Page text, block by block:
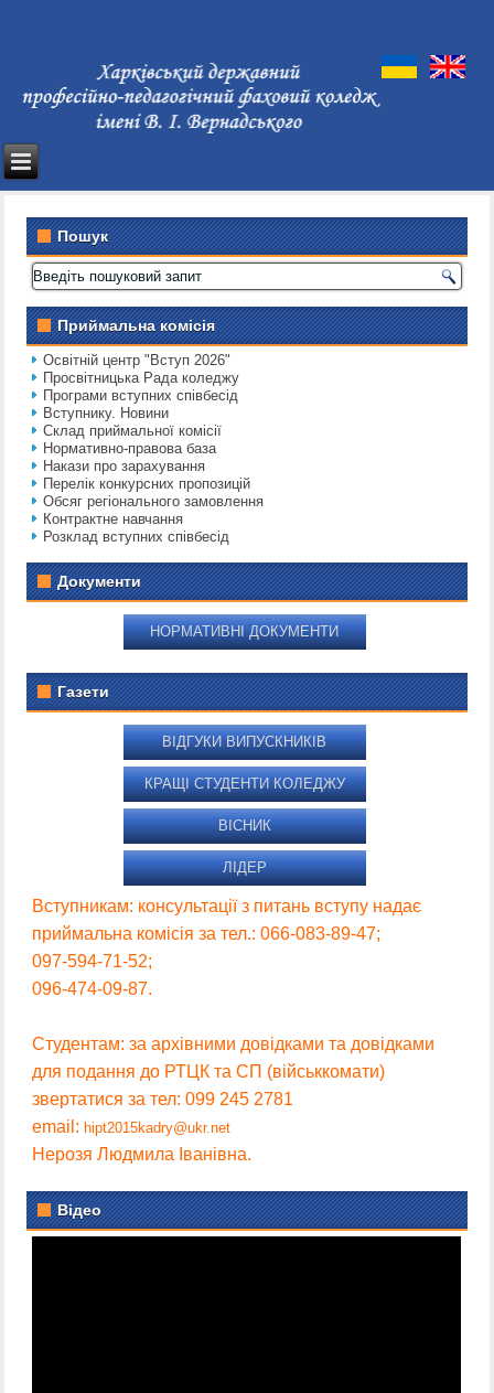
Пошук
Приймальна комісія
Освітній центр "Вступ 2026"
Просвітницька Рада коледжу
Програми вступних співбесід
Вступнику. Новини
Склад приймальної комісії
Нормативно-правова база
Накази про зарахування
Перелік конкурсних пропозицій
Обсяг регіонального замовлення
Контрактне навчання
Розклад вступних співбесід
Документи
НОРМАТИВНІ ДОКУМЕНТИ
Газети
ВІДГУКИ ВИПУСКНИКІВ
КРАЩІ СТУДЕНТИ КОЛЕДЖУ
ВІСНИК
ЛІДЕР
Вступникам: консультації з питань вступу надає
приймальна комісія за тел.: 066-083-89-47;
097-594-71-52;
096-474-09-87.
Студентам: за архівними довідками та довідками
для подання до РТЦК та СП (військкомати)
звертатися за тел: 099 245 2781
email:hipt2015kadry@ukr.net
Нерозя Людмила Іванівна.
Відео